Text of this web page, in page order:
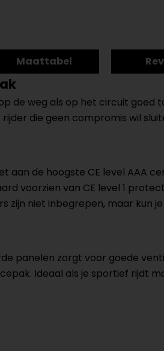
Maattabel
de weg als op het circuit goed
die geen compromis wil
aan de hoogste CE level AAA
voorzien van CE level 1
niet inbegrepen, maar kun
panelen zorgt voor goede
Ideaal als je sportief rijdt